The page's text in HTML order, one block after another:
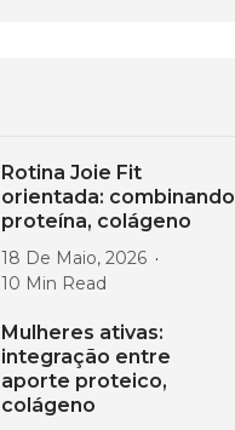
Rotina Joie Fit
orientada: combinando
proteína, colágeno
18 De Maio, 2026
10 Min Read
Mulheres ativas:
integração entre
aporte proteico,
colágeno